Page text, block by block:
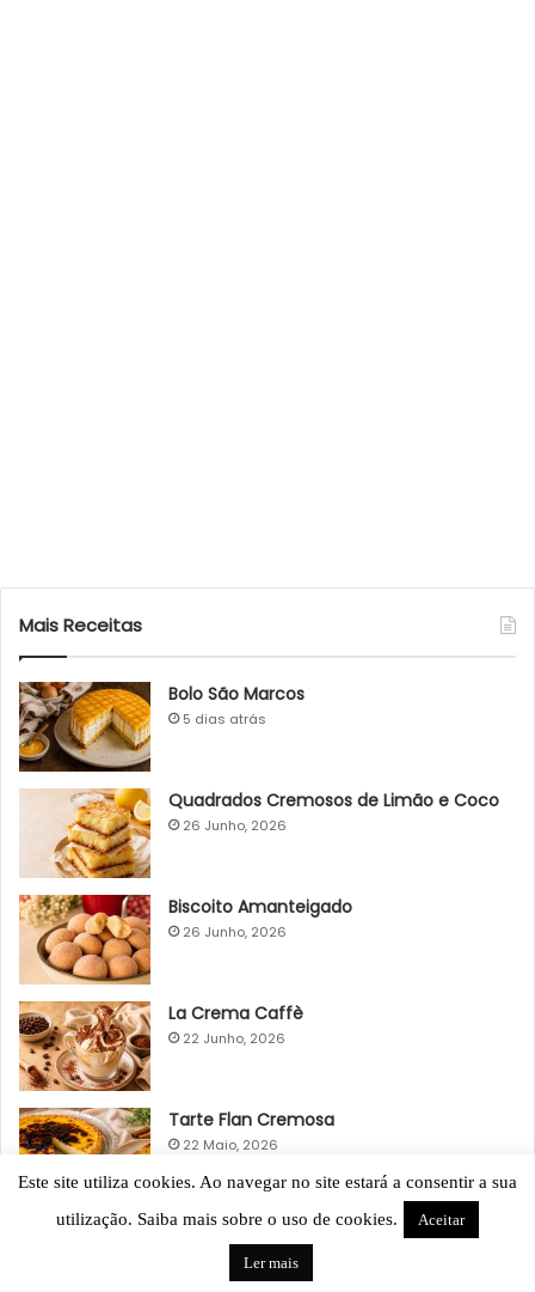
Mais Receitas
Bolo São Marcos
5 dias atrás
Quadrados Cremosos de Limão e Coco
26 Junho, 2026
Biscoito Amanteigado
26 Junho, 2026
La Crema Caffè
22 Junho, 2026
Tarte Flan Cremosa
22 Maio, 2026
Este site utiliza cookies. Ao navegar no site estará a consentir a sua
utilização. Saiba mais sobre o uso de cookies.
Aceitar
Ler mais